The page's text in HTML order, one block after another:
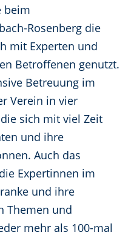
beim
Rosenberg die
mit Experten und
Betroffenen genutzt.
Betreuung im
Verein in vier
sich mit viel Zeit
und ihre
Auch das
Expertinnen im
und ihre
Themen und
mehr als 100-mal